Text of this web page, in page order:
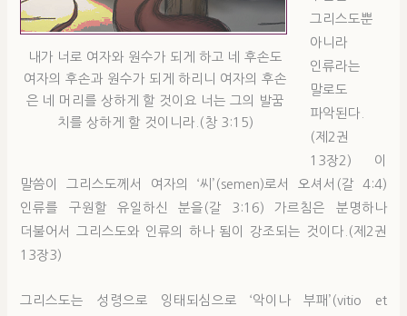
내가 너로 여자와 원수가 되게 하고 네 후손도
여자의 후손과 원수가 되게 하리니 여자의 후손
은 네 머리를 상하게 할 것이요 너는 그의 발꿈
치를 상하게 할 것이니라.(창 3:15)
그리스도뿐
아니라
인류라는
말로도
파악된다.
(제2권
13장2) 이
말씀이 그리스도께서 여자의 ‘씨’(semen)로서 오셔서(갈 4:4)
인류를 구원할 유일하신 분을(갈 3:16) 가르침은 분명하나
더불어서 그리스도와 인류의 하나 됨이 강조되는 것이다.(제2권
13장3)
그리스도는 성령으로 잉태되심으로 ‘악이나 부패’(vitio et